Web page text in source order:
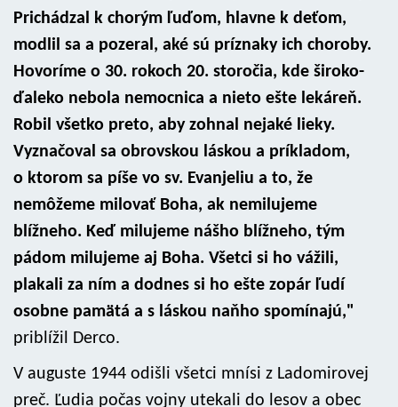
Prichádzal k chorým ľuďom, hlavne k deťom,
modlil sa a pozeral, aké sú príznaky ich choroby.
Hovoríme o 30. rokoch 20. storočia, kde široko-
ďaleko nebola nemocnica a nieto ešte lekáreň.
Robil všetko preto, aby zohnal nejaké lieky.
Vyznačoval sa obrovskou láskou a príkladom,
o ktorom sa píše vo sv. Evanjeliu a to, že
nemôžeme milovať Boha, ak nemilujeme
blížneho. Keď milujeme nášho blížneho, tým
pádom milujeme aj Boha. Všetci si ho vážili,
plakali za ním a dodnes si ho ešte zopár ľudí
osobne pamätá a s láskou naňho spomínajú,"
priblížil Derco.
V auguste 1944 odišli všetci mnísi z Ladomirovej
preč. Ľudia počas vojny utekali do lesov a obec